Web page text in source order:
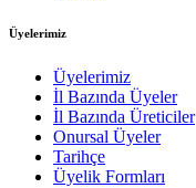
Üyelerimiz
Üyelerimiz
İl Bazında Üyeler
İl Bazında Üreticiler
Onursal Üyeler
Tarihçe
Üyelik Formları